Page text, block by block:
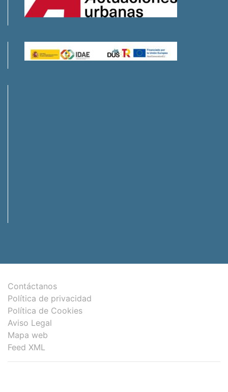
Contáctanos
Política de privacidad
Política de Cookies
Aviso Legal
Mapa web
Feed XML